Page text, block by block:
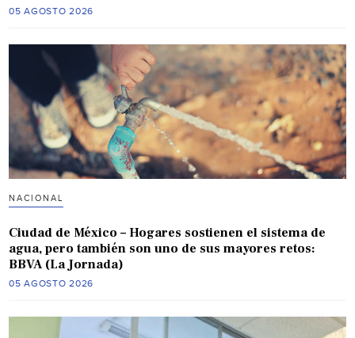
05 AGOSTO 2026
NACIONAL
Ciudad de México – Hogares sostienen el sistema de
agua, pero también son uno de sus mayores retos:
BBVA (La Jornada)
05 AGOSTO 2026